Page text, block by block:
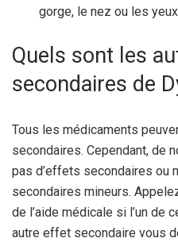
gorge, le nez ou les
Quels sont les
secondaires de
Tous les médicaments
secondaires. Cependant, de
pas d’effets secondaires ou
secondaires mineurs.
de l’aide médicale si l’un
autre effet secondaire vous